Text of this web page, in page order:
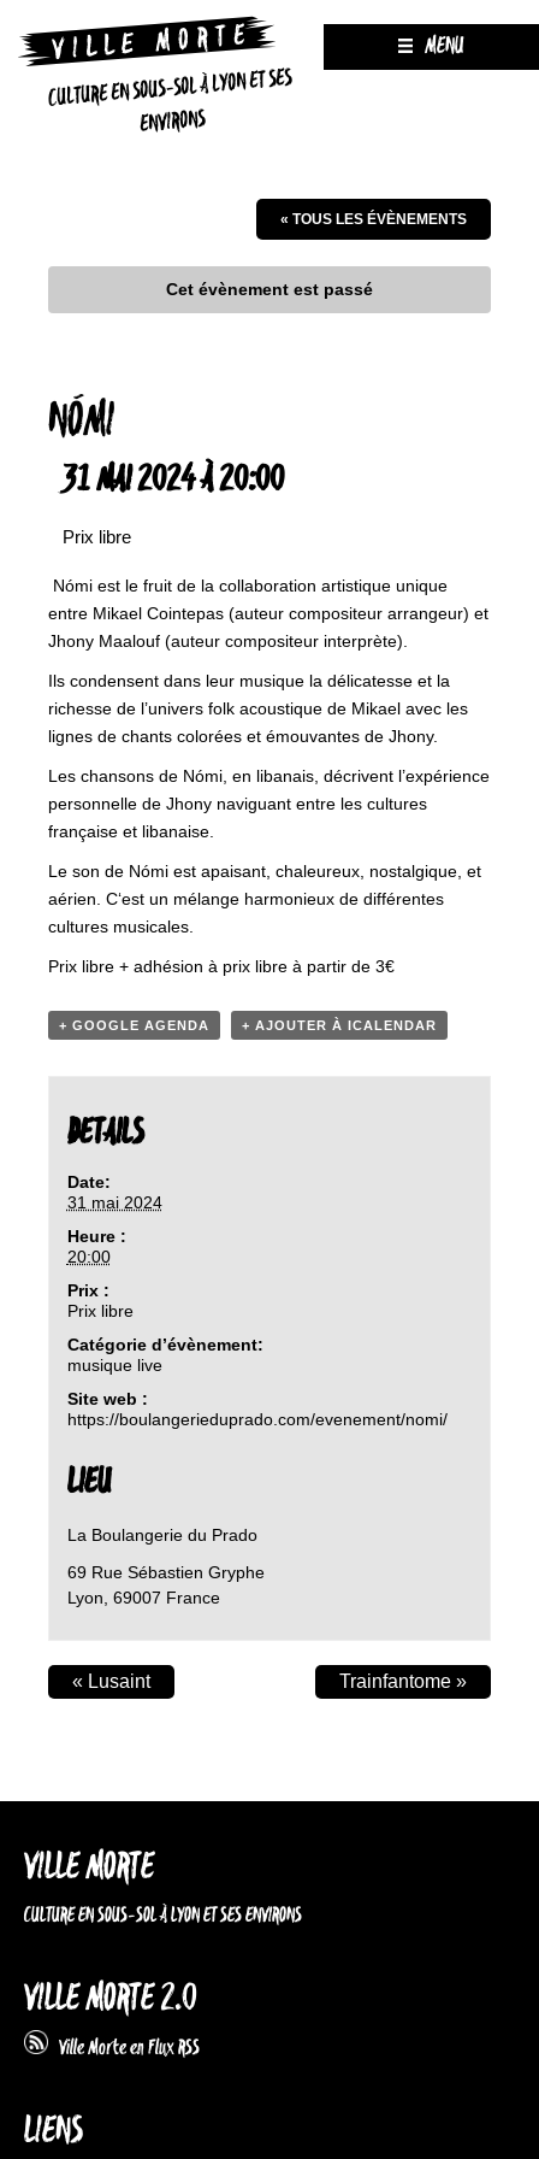
CULTURE EN SOUS-SOL À LYON ET SES
ENVIRONS
MENU
« TOUS LES ÉVÈNEMENTS
Cet évènement est passé
NÓMI
31 MAI 2024 À 20:00
Prix libre
Nómi est le fruit de la collaboration artistique unique
entre Mikael Cointepas (auteur compositeur arrangeur) et
Jhony Maalouf (auteur compositeur interprète).
Ils condensent dans leur musique la délicatesse et la
richesse de l’univers folk acoustique de Mikael avec les
lignes de chants colorées et émouvantes de Jhony.
Les chansons de Nómi, en libanais, décrivent l’expérience
personnelle de Jhony naviguant entre les cultures
française et libanaise.
Le son de Nómi est apaisant, chaleureux, nostalgique, et
aérien. C‘est un mélange harmonieux de différentes
cultures musicales.
Prix libre + adhésion à prix libre à partir de 3€
+ GOOGLE AGENDA + AJOUTER À ICALENDAR
DETAILS
Date:
31 mai 2024
Heure :
20:00
Prix :
Prix libre
Catégorie d’évènement:
musique live
Site web :
https://boulangerieduprado.com/evenement/nomi/
LIEU
La Boulangerie du Prado
69 Rue Sébastien Gryphe
Lyon 69007 France
« Lusaint Trainfantome »
VILLE MORTE
CULTURE EN SOUS-SOL À LYON ET SES ENVIRONS
VILLE MORTE 2.0
Ville Morte en Flux RSS
LIENS